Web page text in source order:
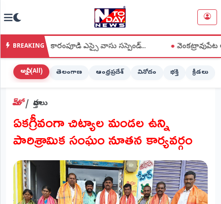
హోమ్
(Home)
STREAMING
లైవ్
టీవీ
(Live
లైవ్
రేడియో
(Live
BREAKING
కారంపూడి ఎస్సై వాసు సస్పెండ్... ●వెంకట్రావుపేట అంగన్‌వాడీ
అన్నీ (All) తెలంగాణ ఆంధ్రప్రదేశ్ వినోదం భక్తి క్రీడలు
హోమ్ వార్తలు
ఏకగ్రీవంగా చిట్యాల మండల ఉన్ని
పారిశ్రామిక సంఘం నూతన కార్యవర్గం